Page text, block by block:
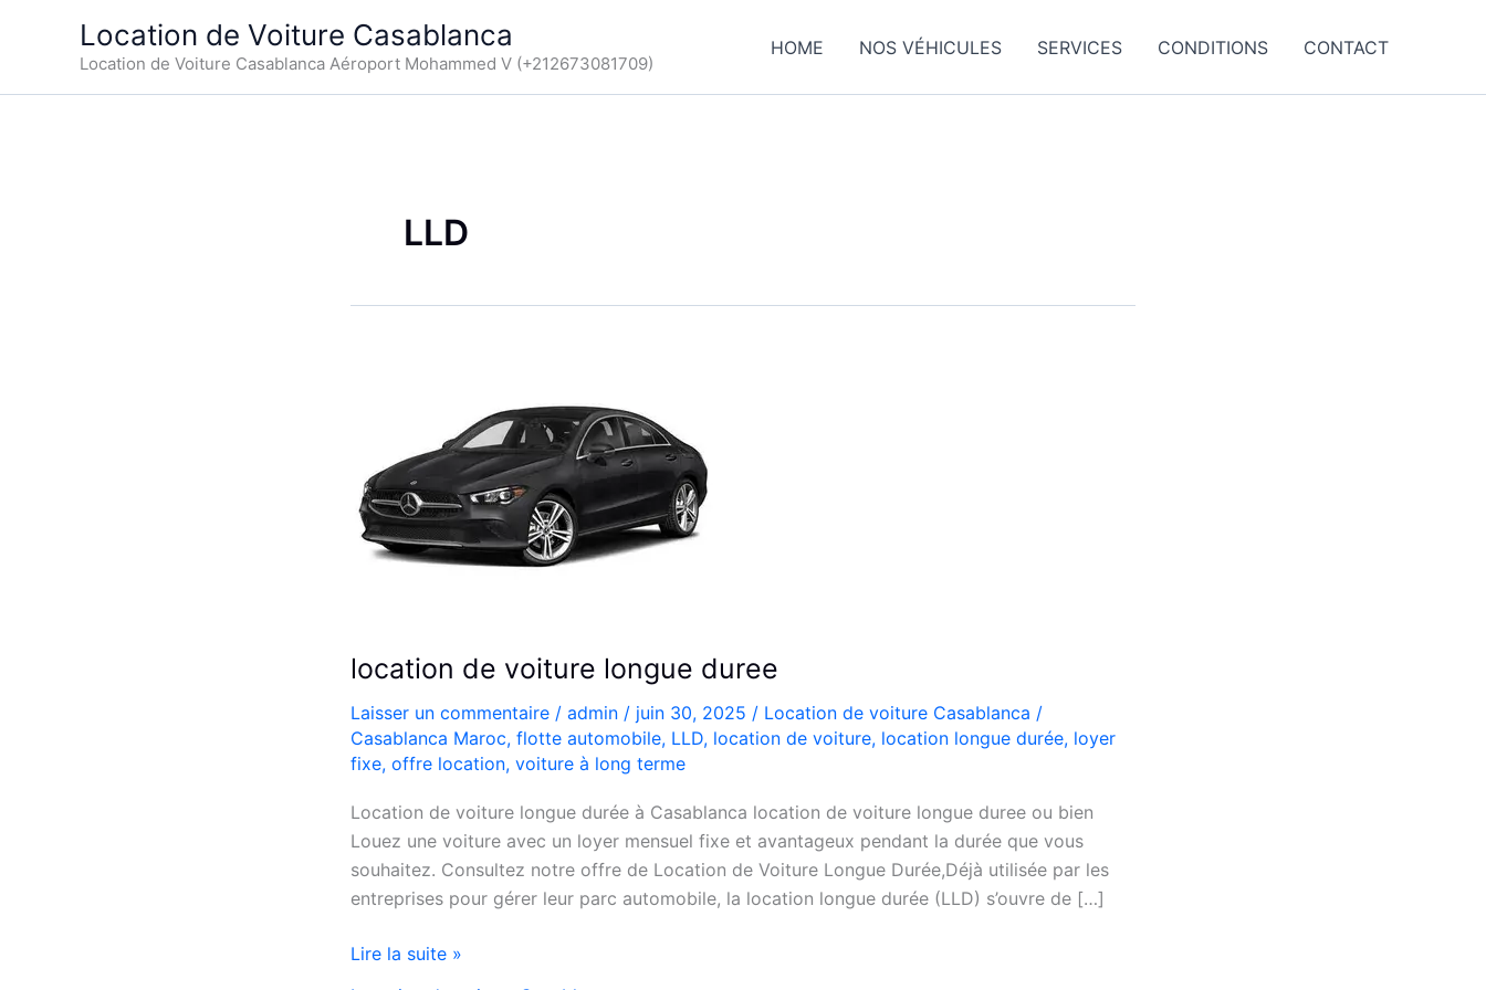
Location de Voiture Casablanca
Location de Voiture Casablanca Aéroport Mohammed V (+212673081709)
HOME NOS VÉHICULES SERVICES CONDITIONS CONTACT
LLD
location de voiture longue duree
Laisser un commentaire / admin / juin 30, 2025 / Location de voiture Casablanca /
Casablanca Maroc, flotte automobile, LLD, location de voiture, location longue durée, loyer
fixe, offre location, voiture à long terme
Location de voiture longue durée à Casablanca location de voiture longue duree ou bien
Louez une voiture avec un loyer mensuel fixe et avantageux pendant la durée que vous
souhaitez. Consultez notre offre de Location de Voiture Longue Durée,Déjà utilisée par les
entreprises pour gérer leur parc automobile, la location longue durée (LLD) s’ouvre de […]
location
Lire la suite »